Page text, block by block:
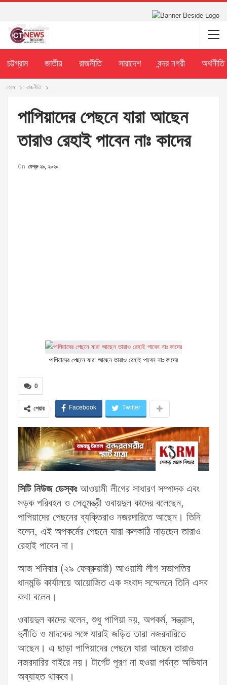
চট্টগ্রাম জাতীয় রাজনীতি সারাদেশ বন্দর নগরী অর্থনীতি
হোম রাজনীতি
পাপিয়াদের পেছনে যারা আছেন
তারাও রেহাই পাবেন নাঃ কাদের
On ফেব্রু ২৯, ২০২০
পাপিয়াদের পেছনে যারা আছেন তারাও রেহাই পাবেন নাঃ কাদের
0
শেয়ার Facebook Twitter
সিটি নিউজ ডেস্কঃআওয়ামী লীগের সাধারণ সম্পাদক এবং
সড়ক পরিবহন ও সেতুমন্ত্রী ওবায়দুল কাদের বলেছেন,
পাপিয়াদের পেছনের ব্যক্তিরাও নজরদারিতে আছেন। তিনি
বলেন, এই অপকর্মের পেছনে যারা কলকাঠি নাড়ছেন তারাও
রেহাই পাবেন না।
আজ শনিবার (২৯ ফেব্রুয়ারী) আওয়ামী লীগ সভাপতির
ধানমন্ডি কার্যালয়ে আয়োজিত এক সংবাদ সম্মেলনে তিনি এসব
কথা বলেন।
ওবায়দুল কাদের বলেন, শুধু পাপিয়া নয়, অপকর্ম, সন্ত্রাস,
দুর্নীতি ও মাদকের সঙ্গে যারাই জড়িত তারা নজরদারিতে
আছেন। এ ছাড়া পাপিয়াদের পেছনে যারা আছেন তারাও
নজরদারির বাইরে নয়। টার্গেট পূরণ না হওয়া পর্যন্ত অভিযান
অব্যাহত থাকবে।